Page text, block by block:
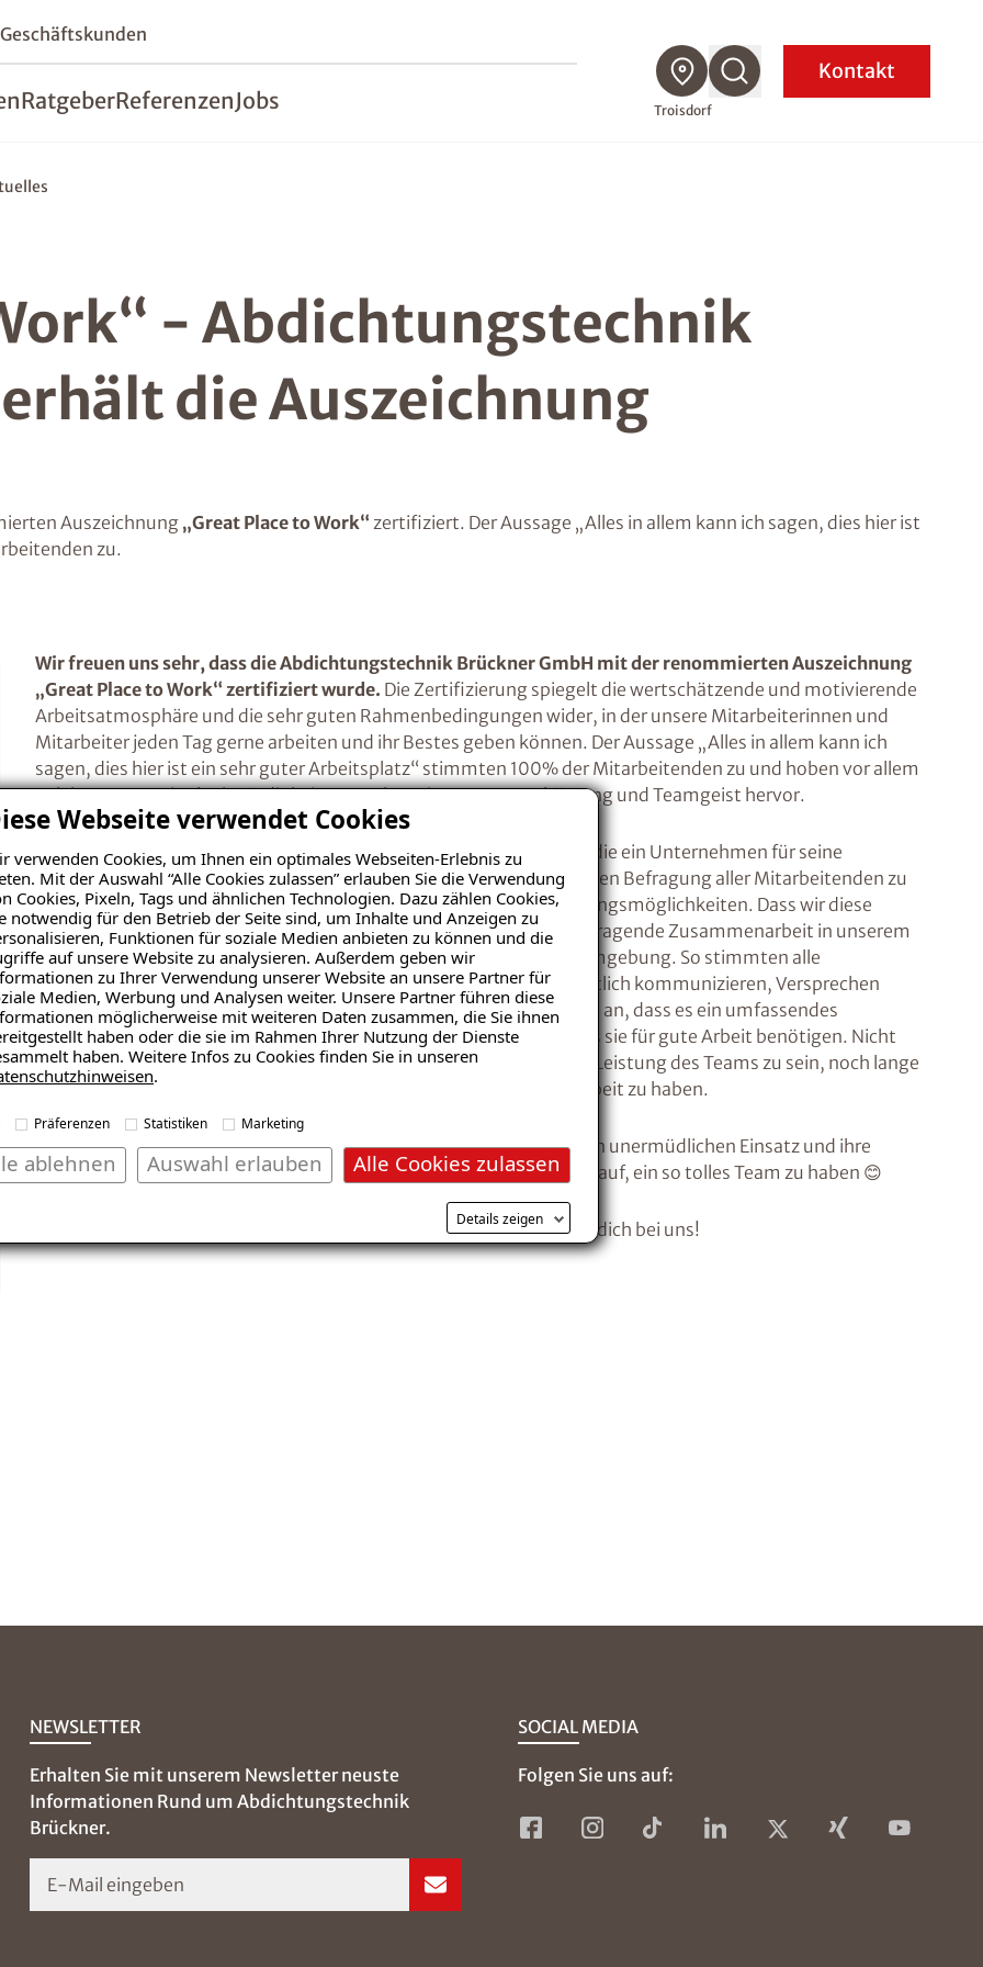
Webseite verwendet Cookies
verwenden Cookies, um Ihnen ein optimales Webseiten-Erlebnis zu
Mit der Auswahl “Alle Cookies zulassen” erlauben Sie die Verwendung
Cookies, Pixeln, Tags und ähnlichen Technologien. Dazu zählen Cookies,
notwendig für den Betrieb der Seite sind, um Inhalte und Anzeigen zu
Funktionen für soziale Medien anbieten zu können und die
auf unsere Website zu analysieren. Außerdem geben wir
zu Ihrer Verwendung unserer Website an unsere Partner für
Medien, Werbung und Analysen weiter. Unsere Partner führen diese
möglicherweise mit weiteren Daten zusammen, die Sie ihnen
haben oder die sie im Rahmen Ihrer Nutzung der Dienste
haben. Weitere Infos zu Cookies finden Sie in unseren
.
Präferenzen Statistiken Marketing
Alle Cookies zulassen
Auswahl erlauben
ablehnen
Details zeigen
Geschäftskunden
RatgeberReferenzenJobs Troisdorf
Kontakt
- Abdichtungstechnik
die Auszeichnung
Auszeichnung „Great Place to Work“zertifiziert. Der Aussage „Alles in allem kann ich sagen, dies hier ist
zu.
Wir freuen uns sehr, dass die Abdichtungstechnik Brückner GmbH mit der renommierten Auszeichnung
„Great Place to Work“ zertifiziert wurde. Die Zertifizierung spiegelt die wertschätzende und motivierende
Arbeitsatmosphäre und die sehr guten Rahmenbedingungen wider, in der unsere Mitarbeiterinnen und
Mitarbeiter jeden Tag gerne arbeiten und ihr Bestes geben können. Der Aussage „Alles in allem kann ich
sagen, dies hier ist ein sehr guter Arbeitsplatz“ stimmten 100% der Mitarbeitenden zu und hoben vor allem
gelebte Werte wir Glaubwürdigkeit, Respekt, Fairness, Wertschätzung und Teamgeist hervor.
„Great Place to Work“ ist eine der bedeutendsten Auszeichnungen, die ein Unternehmen für seine
Unternehmenskultur erhalten kann. Sie basiert auf einer umfassenden Befragung aller Mitarbeitenden zu
Aspekten wie Vertrauen, Wertschätzung, Teamarbeit und Entwicklungsmöglichkeiten. Dass wir diese
Auszeichnung erhalten haben, ist nicht nur ein Beweis für die hervorragende Zusammenarbeit in unserem
Team, sondern auch für eine positive und wertschätzende Arbeitsumgebung. So stimmten alle
Mitarbeitenden zu, dass die Führungskräfte Erwartungen klar & deutlich kommunizieren, Versprechen
einhalten und immer gut erreichbar sind. 100% der Befragten gaben an, dass es ein umfassendes
Weiterbildungsangebot und alles an Mitteln & Ausstattung gibt, das sie für gute Arbeit benötigen. Nicht
zuletzt stimmten alle Teilnehmenden zu, stolz auf die gemeinsame Leistung des Teams zu sein, noch lange
bei dem ISOTEC-Fachbetrieb arbeiten zu wollen und Spaß bei der Arbeit zu haben.
Wir danken allen unseren Mitarbeiterinnen und Mitarbeitern für ihren unermüdlichen Einsatz und ihre
Loyalität – diese Auszeichnung gehört auch ihnen! Wir sind stolz darauf, ein so tolles Team zu haben 😊
Du willst Teil unseres ausgezeichneten Teams werden? Dann bewirb dich bei uns!
NEWSLETTER
Erhalten Sie mit unserem Newsletter neuste
Informationen Rund um Abdichtungstechnik
Brückner.
E-Mail eingeben
SOCIAL MEDIA
Folgen Sie uns auf: